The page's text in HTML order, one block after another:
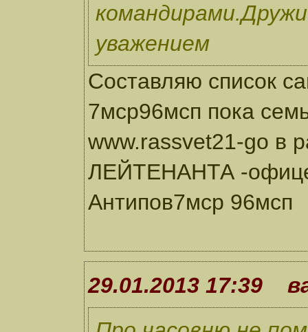
уважением
Составляю список
7мср96мсп пока
www.rassvet21-go
ЛЕЙТЕНАНТА -
Антипов7мср 96мсп
29.01.2013 17:39